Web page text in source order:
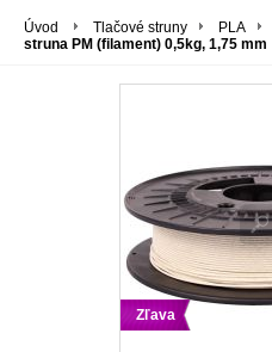
Úvod Tlačové struny PLA
struna PM (filament) 0,5kg, 1,75 mm
Zľava